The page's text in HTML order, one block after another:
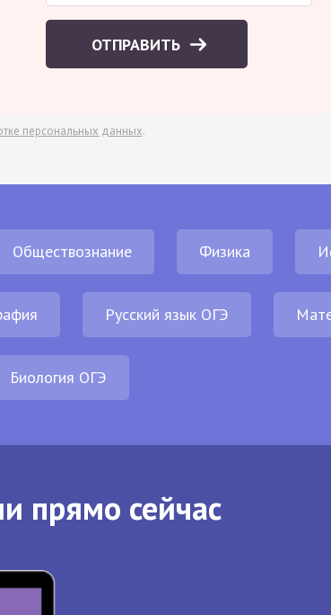
ОТПРАВИТЬ
персональных данных.
Обществознание Физика
Русский язык ОГЭ
Биология ОГЭ
прямо сейчас